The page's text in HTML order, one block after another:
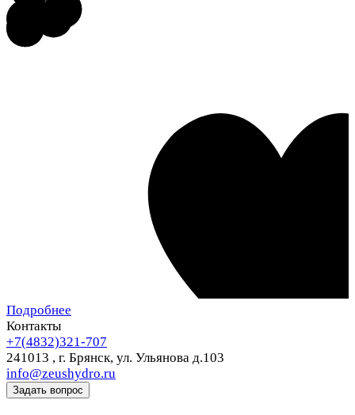
Подробнее
Контакты
+7(4832)321-707
241013 , г. Брянск, ул. Ульянова д.103
info@zeushydro.ru
Задать вопрос